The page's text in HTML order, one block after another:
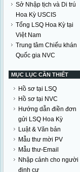
Sở Nhập tịch và Di trú
Hoa Kỳ USCIS
Tổng LSQ Hoa Kỳ tại
Việt Nam
Trung tâm Chiếu khán
Quốc gia NVC
MỤC LỤC CẦN THIẾT
Hồ sơ tại LSQ
Hồ sơ tại NVC
Hướng dẫn điền đơn
gửi LSQ Hoa Kỳ
Luật & Văn bản
Mẫu thư mời PV
Mẫu thư-Email
Nhập cảnh cho người
định cư